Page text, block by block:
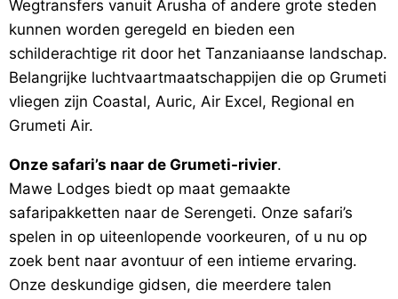
Wegtransfers vanuit Arusha of andere grote steden
kunnen worden geregeld en bieden een
schilderachtige rit door het Tanzaniaanse landschap.
Belangrijke luchtvaartmaatschappijen die op Grumeti
vliegen zijn Coastal, Auric, Air Excel, Regional en
Grumeti Air.
Onze safari’s naar de Grumeti-rivier.
Mawe Lodges biedt op maat gemaakte
safaripakketten naar de Serengeti. Onze safari’s
spelen in op uiteenlopende voorkeuren, of u nu op
zoek bent naar avontuur of een intieme ervaring.
Onze deskundige gidsen, die meerdere talen